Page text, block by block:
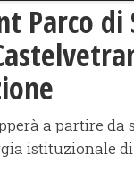
Parco di
a partire da
istituzionale